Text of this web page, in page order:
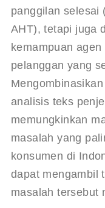
panggilan selesai
AHT), tetapi juga
kemampuan
pelanggan yang
analisis teks
memungkinkan
masalah yang
konsumen di
dapat mengambil
masalah tersebut